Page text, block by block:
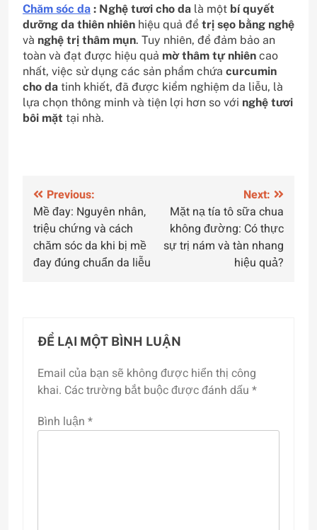
Chăm sóc da : Nghệ tươi cho da là một bí quyết
dưỡng da thiên nhiên hiệu quả để trị sẹo bằng nghệ
và nghệ trị thâm mụn. Tuy nhiên, để đảm bảo an
toàn và đạt được hiệu quả mờ thâm tự nhiên cao
nhất, việc sử dụng các sản phẩm chứa curcumin
cho da tinh khiết, đã được kiểm nghiệm da liễu, là
lựa chọn thông minh và tiện lợi hơn so với nghệ tươi
bôi mặt tại nhà.
Điều
hướng
bài
viết
Previous:
Mề đay: Nguyên nhân,
triệu chứng và cách
chăm sóc da khi bị mề
đay đúng chuẩn da liễu
Next:
Mặt nạ tía tô sữa chua
không đường: Có thực
sự trị nám và tàn nhang
hiệu quả?
ĐỂ LẠI MỘT BÌNH LUẬN
Email của bạn sẽ không được hiển thị công
khai. Các trường bắt buộc được đánh dấu *
Bình luận *